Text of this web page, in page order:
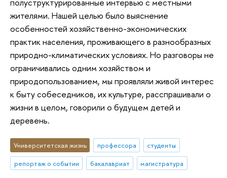
полуструктурированные интервью с местными
жителями. Нашей целью было выяснение
особенностей хозяйственно-экономических
практик населения, проживающего в разнообразных
природно-климатических условиях. Но разговоры не
ограничивались одним хозяйством и
природопользованием, мы проявляли живой интерес
к быту собеседников, их культуре, расспрашивали о
жизни в целом, говорили о будущем детей и
деревень.
Университетская жизнь профессора
студенты
репортаж о событии
бакалавриат магистратура